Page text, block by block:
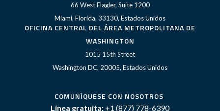
66 West Flagler, Suite 1200
Miami, Florida, 33130, Estados Unidos
OFICINA CENTRAL DEL ÁREA METROPOLITANA DE
WASHINGTON
1015 15th Street
Washington DC, 20005, Estados Unidos
COMUNÍQUESE CON NOSOTROS
Línea gratuita: +1 (877) 778-6390